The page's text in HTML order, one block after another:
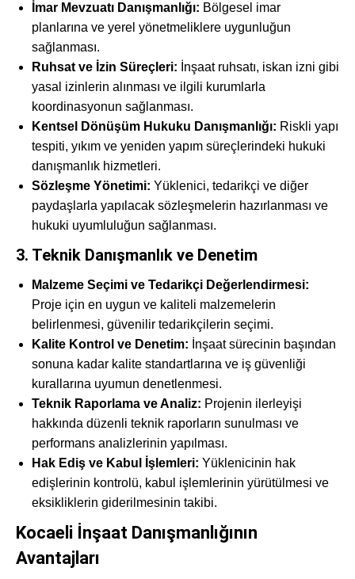
İmar Mevzuatı Danışmanlığı: Bölgesel imar
planlarına ve yerel yönetmeliklere uygunluğun
sağlanması.
Ruhsat ve İzin Süreçleri: İnşaat ruhsatı, iskan izni gibi
yasal izinlerin alınması ve ilgili kurumlarla
koordinasyonun sağlanması.
Kentsel Dönüşüm Hukuku Danışmanlığı: Riskli yapı
tespiti, yıkım ve yeniden yapım süreçlerindeki hukuki
danışmanlık hizmetleri.
Sözleşme Yönetimi: Yüklenici, tedarikçi ve diğer
paydaşlarla yapılacak sözleşmelerin hazırlanması ve
hukuki uyumluluğun sağlanması.
3. Teknik Danışmanlık ve Denetim
Malzeme Seçimi ve Tedarikçi Değerlendirmesi:
Proje için en uygun ve kaliteli malzemelerin
belirlenmesi, güvenilir tedarikçilerin seçimi.
Kalite Kontrol ve Denetim: İnşaat sürecinin başından
sonuna kadar kalite standartlarına ve iş güvenliği
kurallarına uyumun denetlenmesi.
Teknik Raporlama ve Analiz: Projenin ilerleyişi
hakkında düzenli teknik raporların sunulması ve
performans analizlerinin yapılması.
Hak Ediş ve Kabul İşlemleri: Yüklenicinin hak
edişlerinin kontrolü, kabul işlemlerinin yürütülmesi ve
eksikliklerin giderilmesinin takibi.
Kocaeli İnşaat Danışmanlığının
Avantajları